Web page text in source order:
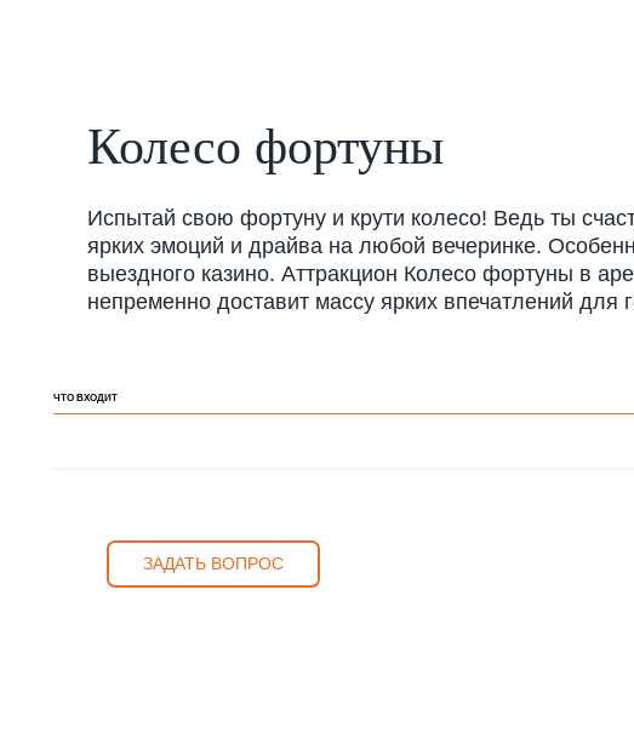
Колесо фортуны
Испытай свою фортуну и крути колесо! Ведь ты
ярких эмоций и драйва на любой вечеринке.
выездного казино. Аттракцион Колесо фортуны в
непременно доставит массу ярких впечатлений для
ЧТО ВХОДИТ
ЗАДАТЬ ВОПРОС